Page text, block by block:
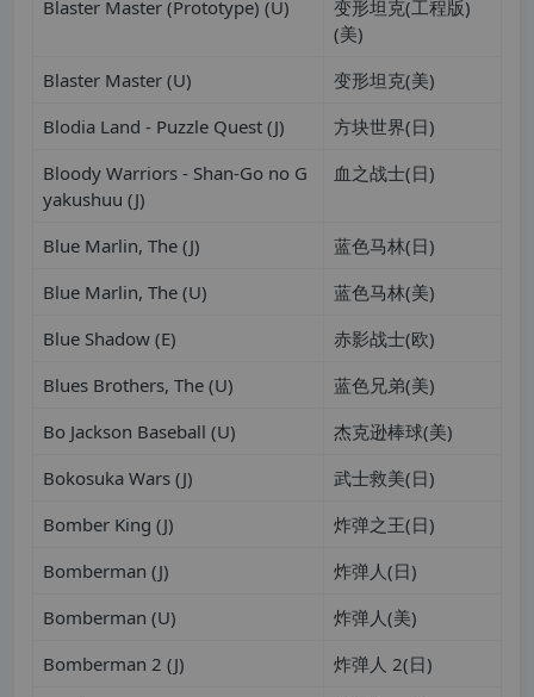
Blaster Master (Prototype) (U)
变形坦克(工程版)
(美)
Blaster Master (U)
变形坦克(美)
Blodia Land - Puzzle Quest (J)
方块世界(日)
Bloody Warriors - Shan-Go no G
yakushuu (J)
血之战士(日)
Blue Marlin, The (J)
蓝色马林(日)
Blue Marlin, The (U)
蓝色马林(美)
Blue Shadow (E)
赤影战士(欧)
Blues Brothers, The (U)
蓝色兄弟(美)
Bo Jackson Baseball (U)
杰克逊棒球(美)
Bokosuka Wars (J)
武士救美(日)
Bomber King (J)
炸弹之王(日)
Bomberman (J)
炸弹人(日)
Bomberman (U)
炸弹人(美)
Bomberman 2 (J)
炸弹人 2(日)